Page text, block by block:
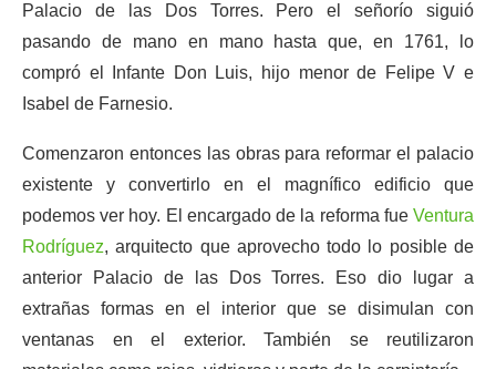
Palacio de las Dos Torres. Pero el señorío siguió
pasando de mano en mano hasta que, en 1761, lo
compró el Infante Don Luis, hijo menor de Felipe V e
Isabel de Farnesio.
Comenzaron entonces las obras para reformar el palacio
existente y convertirlo en el magnífico edificio que
podemos ver hoy. El encargado de la reforma fue Ventura
Rodríguez, arquitecto que aprovecho todo lo posible de
anterior Palacio de las Dos Torres. Eso dio lugar a
extrañas formas en el interior que se disimulan con
ventanas en el exterior. También se reutilizaron